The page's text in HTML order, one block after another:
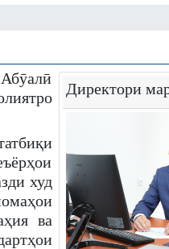
Директори
худ
ва